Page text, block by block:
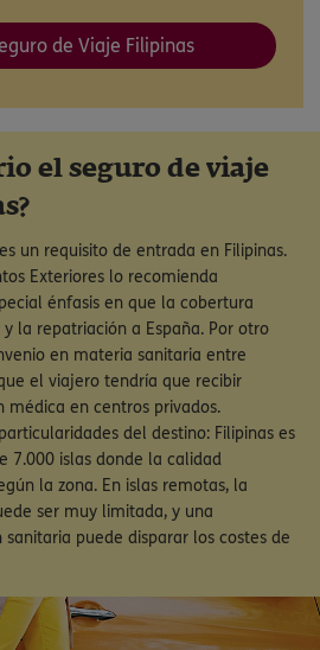
de Viaje Filipinas
el seguro de viaje
un requisito de entrada en Filipinas.
Exteriores lo recomienda
énfasis en que la cobertura
la repatriación a España. Por otro
en materia sanitaria entre
el viajero tendría que recibir
en centros privados.
del destino: Filipinas es
7.000 islas donde la calidad
la zona. En islas remotas, la
ser muy limitada, y una
puede disparar los costes de